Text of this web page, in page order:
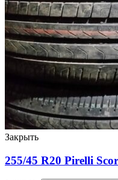
Закрыть
255/45 R20 Pirelli